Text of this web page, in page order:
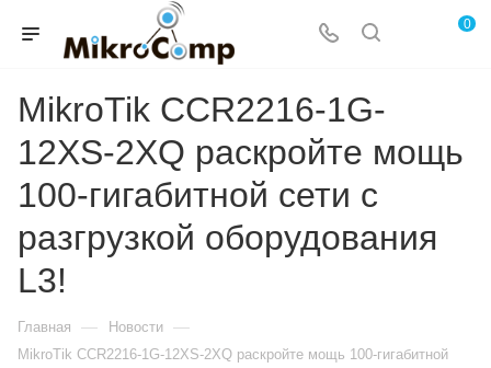
0
MikroTik CCR2216-1G-
12XS-2XQ раскройте мощь
100-гигабитной сети с
разгрузкой оборудования
L3!
Главная — Новости —
MikroTik CCR2216-1G-12XS-2XQ раскройте мощь 100-гигабитной